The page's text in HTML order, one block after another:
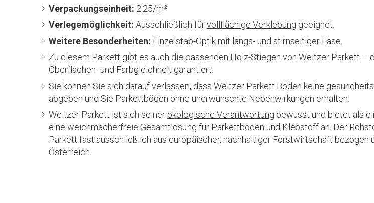
Verpackungseinheit: 2.25/m²
Verlegemöglichkeit: Ausschließlich fürvollflächige Verklebung geeignet.
Weitere Besonderheiten: Einzelstab-Optik mit längs- und stirnseitiger Fase.
Zu diesem Parkett gibt es auch die passenden Holz-Stiegen von Weitzer Parkett –
Oberflächen- und Farbgleichheit garantiert.
Sie können Sie sich darauf verlassen, dass Weitzer Parkett Böden keine
abgeben und Sie Parkettböden ohne unerwünschte Nebenwirkungen erhalten.
Weitzer Parkett ist sich seiner ökologische Verantwortung bewusst und bietet als
eine weichmacherfreie Gesamtlösung für Parkettboden und Klebstoff an. Der
Parkett fast ausschließlich aus europäischer, nachhaltiger Forstwirtschaft bezogen
Österreich.